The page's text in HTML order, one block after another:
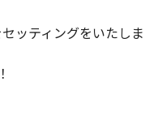
ッティングをいたしま